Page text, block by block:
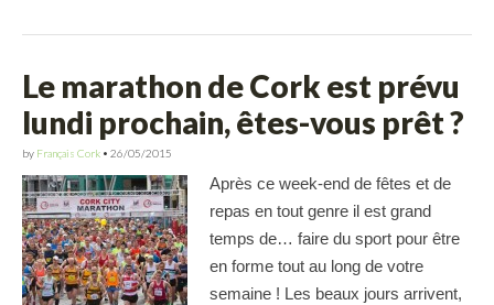
Le marathon de Cork est prévu
lundi prochain, êtes-vous prêt ?
by Français Cork • 26/05/2015
Après ce week-end de fêtes et de
repas en tout genre il est grand
temps de… faire du sport pour être
en forme tout au long de votre
semaine ! Les beaux jours arrivent,